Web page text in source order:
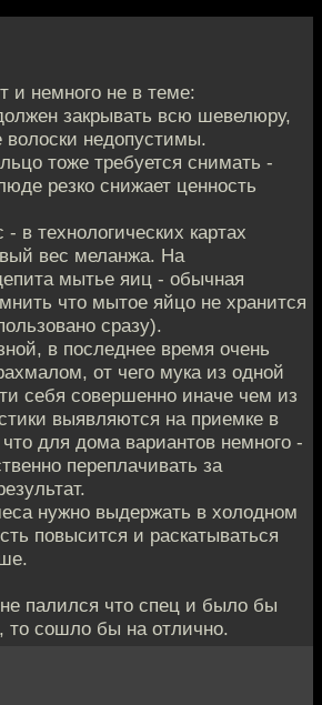
и немного не в теме:
закрывать всю шевелюру,
волоски недопустимы.
тоже требуется снимать -
резко снижает ценность
в технологических картах
вес меланжа. На
мытье яиц - обычная
что мытое яйцо не хранится
сразу).
в последнее время очень
от чего мука из одной
себя совершенно иначе чем из
выявляются на приемке в
для дома вариантов немного -
переплачивать за
нужно выдержать в холодном
повысится и раскатываться
палился что спец и было бы
сошло бы на отлично.